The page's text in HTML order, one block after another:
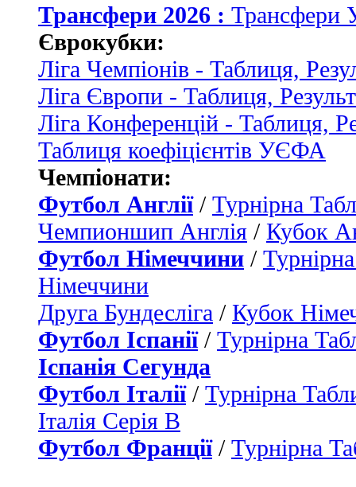
Трансфери 2026 : Трансфери
Єврокубки:
Ліга Чемпіонів - Таблиця,
Ліга Європи - Таблиця,
Ліга Конференцій - Таблиця,
Таблиця коефіцієнтів УЄФА
Чемпіонати:
Футбол Англії/ Турнірна
Чемпионшип Англія / Кубок
Футбол Німеччини /
Німеччини
Друга Бундесліга / Кубок
Футбол Іспанії/ Турнірна
Іспанія Сегунда
Футбол Італії/ Турнірна
Італія Серія B
Футбол Франції/ Турнірна